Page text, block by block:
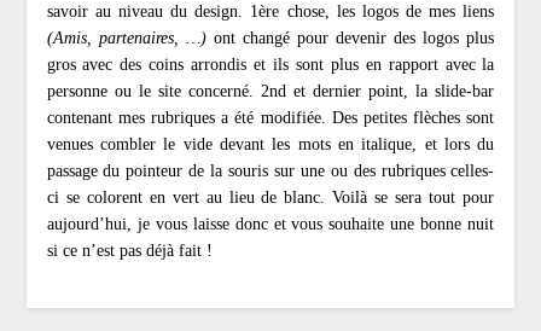
savoir au niveau du design. 1ère chose, les logos de mes liens
(Amis, partenaires, …)ont changé pour devenir des logos plus
gros avec des coins arrondis et ils sont plus en rapport avec la
personne ou le site concerné. 2nd et dernier point, la slide-bar
contenant mes rubriques a été modifiée. Des petites flèches sont
venues combler le vide devant les mots en italique, et lors du
passage du pointeur de la souris sur une ou des rubriques celles-
ci se colorent en vert au lieu de blanc. Voilà se sera tout pour
aujourd’hui, je vous laisse donc et vous souhaite une bonne nuit
si ce n’est pas déjà fait !